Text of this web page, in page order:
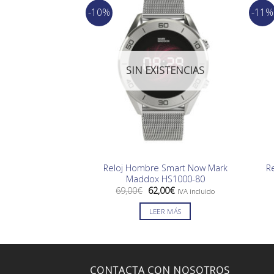
-10%
SIN EXISTENCIAS
Reloj Hombre Smart Now Mark
Maddox HS1000-80
69,00€ El
precio
original
era:
69,00€.
62,00€El
actual
es:
62,00€.
IVA incluido
LEER MÁS
-11%
CONTACTA CON NOSOTROS